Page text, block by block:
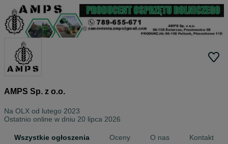
AMPS Sp. z o.o.
Na OLX od lutego 2023
Ostatnio online w dniu 20 lipca 2026
Wszystkie ogłoszenia Oceny O nas Kontakt